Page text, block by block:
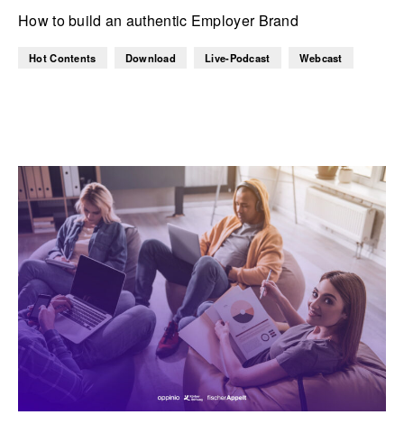
How to build an authentic Employer Brand
Hot Contents Download Live-Podcast Webcast